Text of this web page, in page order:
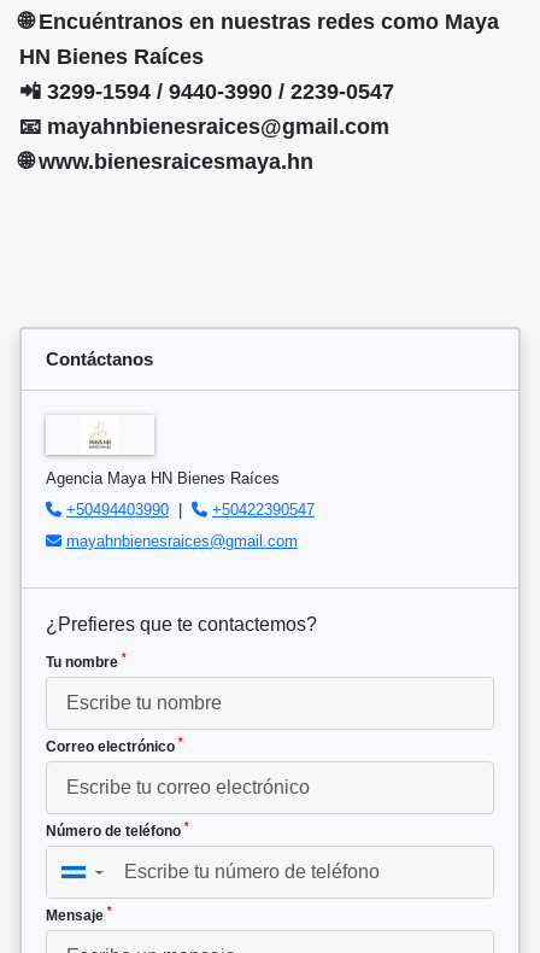
🌐 Encuéntranos en nuestras redes como Maya
HN Bienes Raíces
📲 3299-1594 / 9440-3990 / 2239-0547
📧 mayahnbienesraices@gmail.com
🌐 www.bienesraicesmaya.hn
Contáctanos
Agencia Maya HN Bienes Raíces
+50494403990 |
+50422390547
mayahnbienesraices@gmail.com
¿Prefieres que te contactemos?
Tu nombre *
Correo electrónico *
Número de teléfono *
▼
Mensaje *